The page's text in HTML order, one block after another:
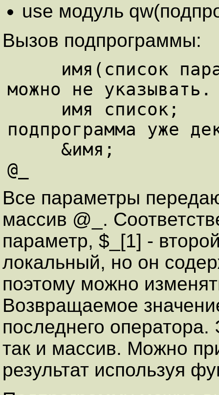
use модуль
Вызов подпрограммы:
можно не указывать.
подпрограмма уже
Все параметры
массив @_.
параметр, $_[1] -
локальный, но он
поэтому можно
Возвращаемое
последнего
так и массив. Можно
результат используя